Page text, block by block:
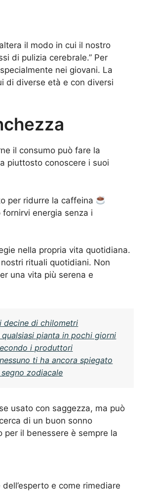
il modo in cui il nostro
di pulizia cerebrale.” Per
nei giovani. La
di diverse età e con diversi
il consumo può fare la
piuttosto conoscere i suoi
per ridurre la caffeina
energia senza i
nella propria vita quotidiana.
rituali quotidiani. Non
una vita più serena e
decine di chilometri
pianta in pochi giorni
i produttori
ti ha ancora spiegato
zodiacale
usato con saggezza, ma può
di un buon sonno
per il benessere è sempre la
e come rimediare